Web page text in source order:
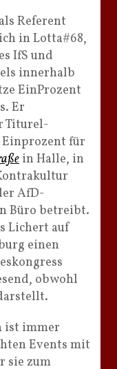
Referent
in Lotta#68,
IfS und
innerhalb
EinProzent
Er
Titurel-
für
in Halle, in
AfD-
Büro betreibt.
Lichert auf
einen
obwohl
ist immer
Events mit
sie zum